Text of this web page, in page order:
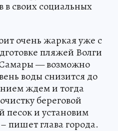
в своих социальных
очень жаркая уже с
пляжей Волги
— возможно
воды снизится до
ждем и тогда
береговой
песок и установим
пишет глава города.